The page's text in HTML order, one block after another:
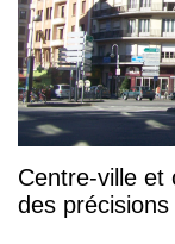
Centre-ville et
des